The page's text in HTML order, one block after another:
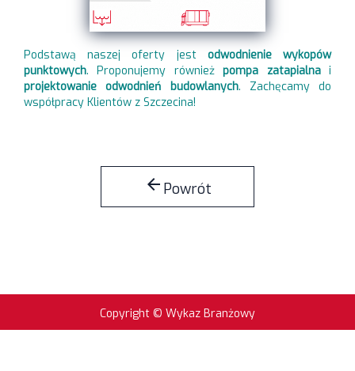
Podstawą naszej oferty jest odwodnienie wykopów
punktowych. Proponujemy równieżpompa zatapialnai
projektowanie odwodnień budowlanych. Zachęcamy do
współpracy Klientów z Szczecina!
arrow_back Powrót
Copyright © Wykaz Branżowy